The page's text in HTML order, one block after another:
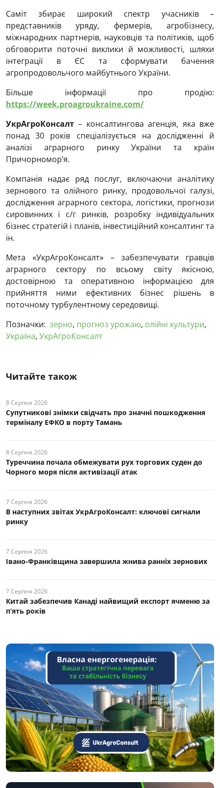
Саміт збирає широкий спектр учасників –
представників уряду, фермерів, агробізнесу,
міжнародних партнерів, науковців та політиків, щоб
обговорити поточні виклики й можливості, шляхи
інтеграції в ЄС та сформувати бачення
агропродовольчого майбутнього України.
Більше інформації про продію:
https://week.proagroukraine.com/
УкрАгроКонсалт – консалтингова агенція, яка вже
понад 30 років спеціалізується на дослідженні й
аналізі аграрного ринку України та країн
Причорномор’я.
Компанія надає ряд послуг, включаючи аналітику
зернового та олійного ринку, продовольчої галузі,
дослідження аграрного сектора, логістики, прогнози
сировинних і с/г ринків, розробку індивідуальних
бізнес стратегій і планів, інвестиційний консалтинг та
ін.
Мета «УкрАгроКонсалт» – забезпечувати гравців
аграрного сектору по всьому світу якісною,
достовірною та оперативною інформацією для
прийняття ними ефективних бізнес рішень в
поточному турбулентному середовищі.
Позначки: зерно, прогноз урожаю, олійні культури,
Україна, УкрАгроКонсалт
Читайте також
8 Серпня 2026
Супутникові знімки свідчать про значні пошкодження
терміналу ЕФКО в порту Тамань
8 Серпня 2026
Туреччина почала обмежувати рух торгових суден до
Чорного моря після активізації атак
7 Серпня 2026
В наступних звітах УкрАгроКонсалт: ключові cигнали
ринку
7 Серпня 2026
Івано-Франківщина завершила жнива ранніх зернових
7 Серпня 2026
Китай забезпечив Канаді найвищий експорт ячменю за
п’ять років